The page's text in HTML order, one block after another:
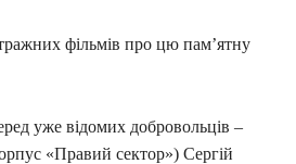
фільмів про цю пам’ятну
уже відомих добровольців –
«Правий сектор») Сергій